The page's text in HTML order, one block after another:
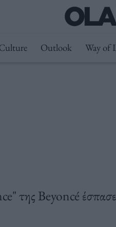
Outlook Way of
της Beyoncé